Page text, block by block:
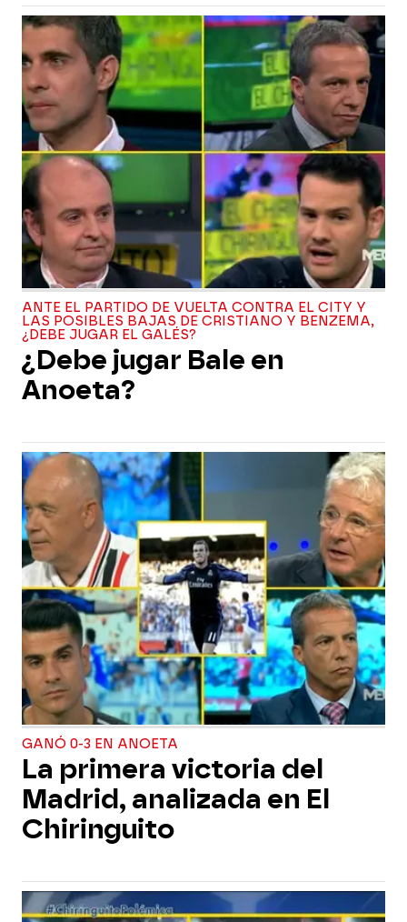
ANTE EL PARTIDO DE VUELTA CONTRA EL CITY Y
LAS POSIBLES BAJAS DE CRISTIANO Y BENZEMA,
¿DEBE JUGAR EL GALÉS?
¿Debe jugar Bale en
Anoeta?
GANÓ 0-3 EN ANOETA
La primera victoria del
Madrid, analizada en El
Chiringuito